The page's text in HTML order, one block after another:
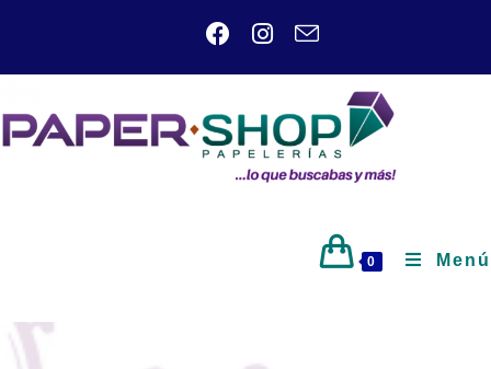
0 Menú